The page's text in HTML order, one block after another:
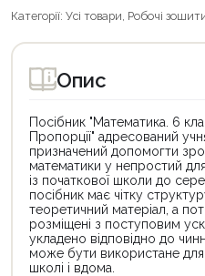
Категорії: Усі товари Робочі
Опис
Посібник "Математика. 6
Пропорції" адресований
призначений допомогти
математики у непростий
із початкової школи до
посібник має чітку
теоретичний матеріал, а
розміщені з поступовим
укладено відповідно до
може бути використане
школі і вдома.